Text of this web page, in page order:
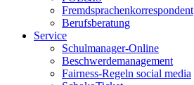
Fremdsprachenkorrespondent
Berufsberatung
Service
Schulmanager-Online
Beschwerdemanagement
Fairness-Regeln social media